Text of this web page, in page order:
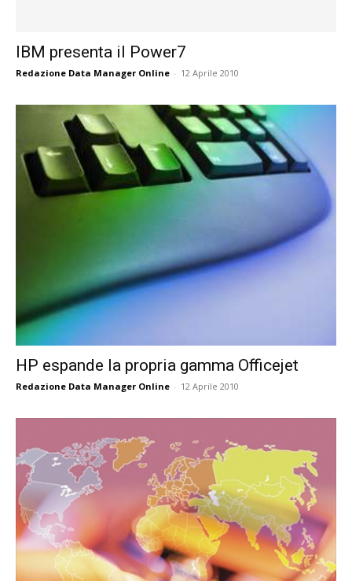
IBM presenta il Power7
Redazione Data Manager Online - 12 Aprile 2010
HP espande la propria gamma Officejet
Redazione Data Manager Online - 12 Aprile 2010